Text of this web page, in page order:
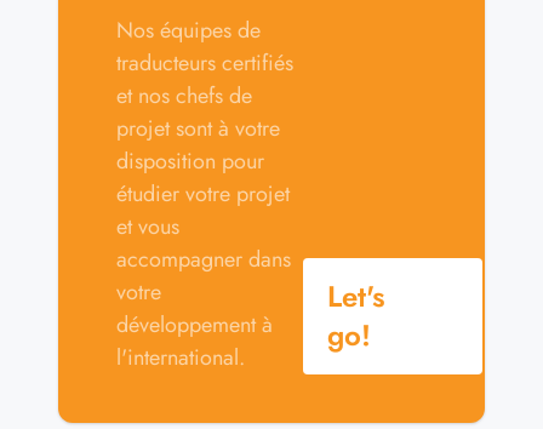
Nos équipes de
traducteurs certifiés
et nos chefs de
projet sont à votre
disposition pour
étudier votre projet
et vous
accompagner dans
votre
développement à
l'international.
Let's
go!